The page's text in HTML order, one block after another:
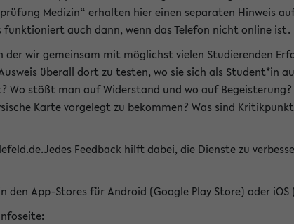
Medizin“ erhalten hier einen separaten Hinweis
funktioniert auch dann, wenn das Telefon nicht online ist.
wir gemeinsam mit möglichst vielen Studierenden
überall dort zu testen, wo sie sich als Student*in
stößt man auf Widerstand und wo auf Begeisterung?
Karte vorgelegt zu bekommen? Was sind
Feedback hilft dabei, die Dienste zu
den App-Stores für Android (Google Play Store) oder